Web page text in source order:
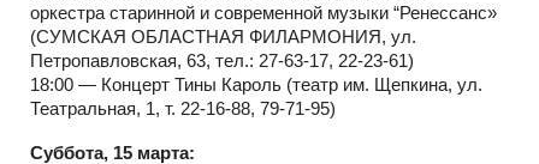
оркестра старинной и современной музыки “Ренессанс»
(СУМСКАЯ ОБЛАСТНАЯ ФИЛАРМОНИЯ, ул.
Петропавловская, 63, тел.: 27-63-17, 22-23-61)
18:00 — Концерт Тины Кароль (театр им. Щепкина, ул.
Театральная, 1, т. 22-16-88, 79-71-95)
Суббота, 15 марта: